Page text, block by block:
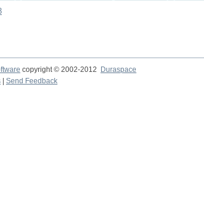
copyright © 2002-2012 Duraspace
Send Feedback